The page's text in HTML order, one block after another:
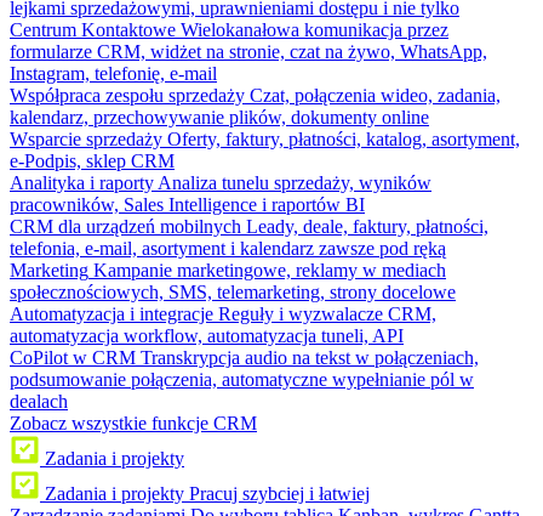
lejkami sprzedażowymi, uprawnieniami dostępu i nie tylko
Centrum Kontaktowe Wielokanałowa komunikacja przez
formularze CRM, widżet na stronie, czat na żywo, WhatsApp,
Instagram, telefonię, e-mail
Współpraca zespołu sprzedaży Czat, połączenia wideo, zadania,
kalendarz, przechowywanie plików, dokumenty online
Wsparcie sprzedaży Oferty, faktury, płatności, katalog, asortyment,
e-Podpis, sklep CRM
Analityka i raporty Analiza tunelu sprzedaży, wyników
pracowników, Sales Intelligence i raportów BI
CRM dla urządzeń mobilnych Leady, deale, faktury, płatności,
telefonia, e-mail, asortyment i kalendarz zawsze pod ręką
Marketing Kampanie marketingowe, reklamy w mediach
społecznościowych, SMS, telemarketing, strony docelowe
Automatyzacja i integracje Reguły i wyzwalacze CRM,
automatyzacja workflow, automatyzacja tuneli, API
CoPilot w CRM Transkrypcja audio na tekst w połączeniach,
podsumowanie połączenia, automatyczne wypełnianie pól w
dealach
Zobacz wszystkie funkcje CRM
Zadania i projekty
Zadania i projekty Pracuj szybciej i łatwiej